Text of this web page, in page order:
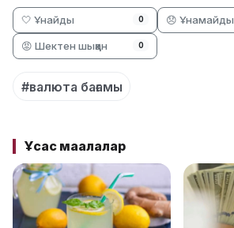
🤍 Ұнайды 0 😞 Ұнамайды
😡 Шектен шыққан 0
#валюта бағамы
Ұқсас мақалалар